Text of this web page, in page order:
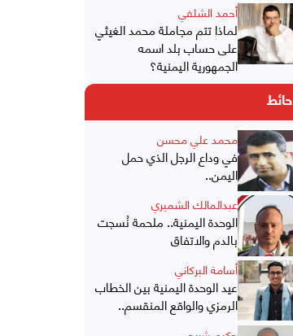
أحمد الشلفي
لماذا تتم مجاملة محمد الغيثي
على حساب بلد اسمه
الجمهورية اليمنية؟
حائط
محمد علي محسن
في وداع الرجل الذي حمل
اليمن..
عبدالمالك الشميري
الوحدة اليمنية.. ملحمة نُسجت
بالدم والاتفاق
أسامة البركاني
عيد الوحدة اليمنية بين الخطاب
الرمزي والواقع المنقسم..